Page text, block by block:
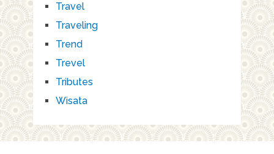
Travel
Traveling
Trend
Trevel
Tributes
Wisata